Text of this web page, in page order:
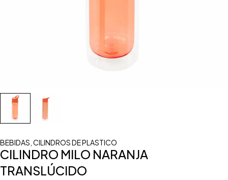
BEBIDAS CILINDROS DE PLASTICO
CILINDRO MILO NARANJA
TRANSLÚCIDO